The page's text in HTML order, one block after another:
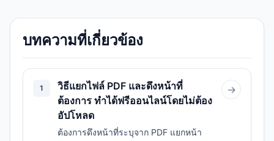
บทความที่เกี่ยวข้อง
1
วิธีแยกไฟล์ PDF และดึงหน้าที่
ต้องการ ทำได้ฟรีออนไลน์โดยไม่ต้อง
อัปโหลด
ต้องการดึงหน้าที่ระบุจาก PDF แยกหน้า
→